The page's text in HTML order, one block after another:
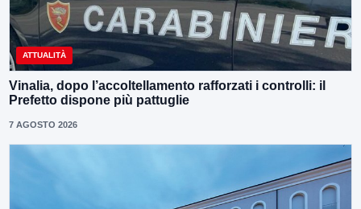
ATTUALITÀ
Vinalia, dopo l’accoltellamento rafforzati i controlli: il
Prefetto dispone più pattuglie
7 AGOSTO 2026